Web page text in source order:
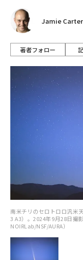
Jamie
著者フォロー
南米チリのセロトロロ汎米
3 A3）。2024年9月28日
NOIRLab/NSF/AURA）